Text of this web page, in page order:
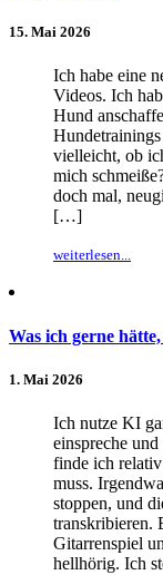
15. Mai 2026
Ich habe eine
Videos. Ich
Hund
vielleicht, ob
mich
doch mal,
[…]
weiterlesen...
Was ich gerne
1. Mai 2026
Ich nutze KI
einspreche
finde ich
muss.
stoppen, und
transkribieren.
Gitarrenspiel
hellhörig. Ich